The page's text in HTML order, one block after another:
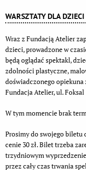
WARSZTATY DLA
Wraz z Fundacją Atelier
dzieci, prowadzone w
będą oglądać spektakl,
zdolności plastyczne,
doświadczonego
Fundacja Atelier, ul. Foksal
W tym momencie brak
Prosimy do swojego biletu
cenie 30 zł. Bilet trzeba
trzydniowym
przez cały czas trwania